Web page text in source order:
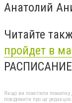
Анатолий
Читайте
пройдет в
РАСПИСАНИЕ
Якщо ви помітили помилку,
повідомити про це редакцію